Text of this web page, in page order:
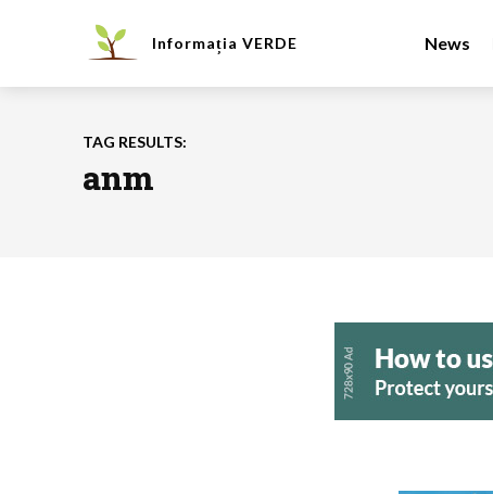
Informația VERDE News
TAG RESULTS:
anm